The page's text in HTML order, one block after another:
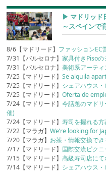
▶︎ マドリッド
～スペインで
8/6【マドリード】 ファッションEC
7/31【バルセロナ】家具付きPiso
7/31【バルセロナ】美術系アーテ
7/25【マドリード】Se alquila
7/25【マドリード】 シェアハウス
7/25【マドリード】Oferta de
7/24【マドリード】今話題のマド
催)
7/24【マドリード】寿司を握れる
7/22【マラガ】We’re looking for
7/20【マラガ】 お茶・情報交換で
7/17【マドリード】 国際交流ピク
7/15【マドリード】高級寿司店に
7/14【マドリード】 シェアハウス